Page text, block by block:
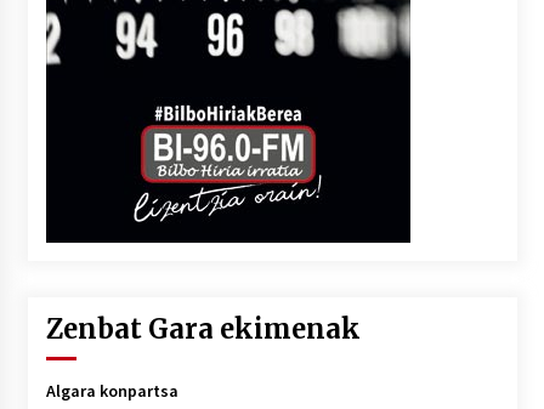
Zenbat Gara ekimenak
Algara konpartsa